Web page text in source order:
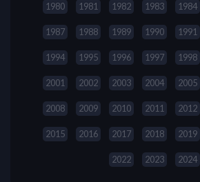
1980 1981 1982 1983 1984
1987 1988 1989 1990 1991
1994 1995 1996 1997 1998
2001 2002 2003 2004 2005
2008 2009 2010 2011 2012
2015 2016 2017 2018 2019
2022 2023 2024